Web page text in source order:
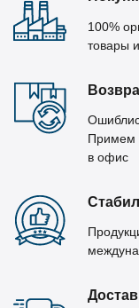
100%
товары
Примем
в офис